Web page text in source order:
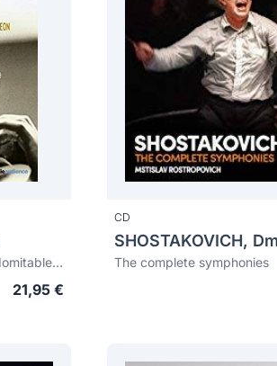
L'archet indomptable (The indomitable bow)
21,95 €
CD
The complete symphonies